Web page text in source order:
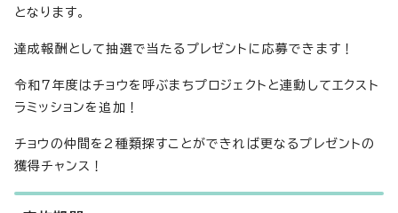
となります。
達成報酬として抽選で当たるプレゼントに応募できます！
令和7年度はチョウを呼ぶまちプロジェクトと連動してエクスト
ラミッションを追加！
チョウの仲間を2種類探すことができれば更なるプレゼントの
獲得チャンス！